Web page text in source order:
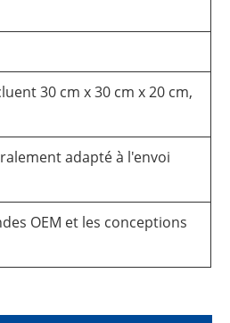
30 cm x 30 cm x 20 cm,
adapté à l'envoi
OEM et les conceptions